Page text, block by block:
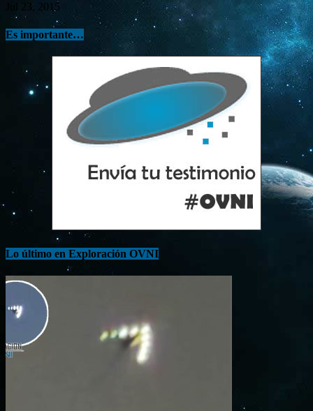
Jul 23, 2015
Es importante…
Lo último en Exploración OVNI